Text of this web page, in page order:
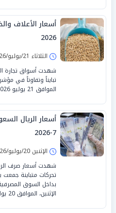
2026
الثلاثاء 21/يوليو/2026 - 10:00 ص
شهدت أسواق تجارة
تبايناً وتفاوتاً في
الموافق 21 يوليو 2026.
7-2026
الإثنين 20/يوليو/2026 - 11:00 ص
شهدت أسعار صرف
تحركات متباينة جمعت
بداخل السوق
الإثنين، الموافق 20 يوليو 2026.